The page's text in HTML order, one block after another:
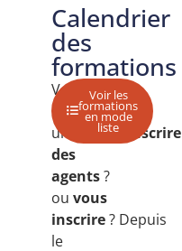
Calendrier
des
formations
Vous
souhaitez
un
devis?
inscrire
des
agents?
ouvous
inscrire? Depuis
le
Voir les
formations
en mode
liste